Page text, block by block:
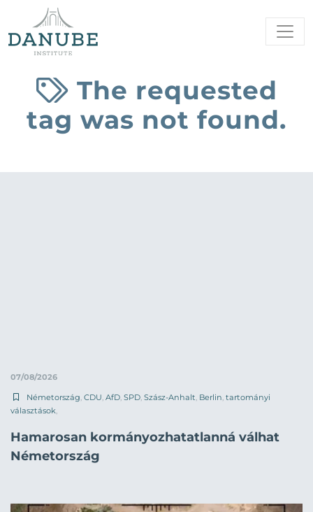
The requested
tag was not found.
07/08/2026
Németország CDU AfD SPD Szász-Anhalt Berlin tartományi
választások
Hamarosan kormányozhatatlanná válhat
Németország